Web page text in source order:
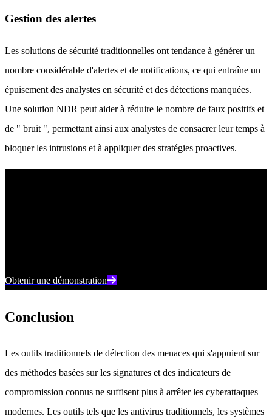
Gestion des alertes
Les solutions de sécurité traditionnelles ont tendance à générer un
nombre considérable d'alertes et de notifications, ce qui entraîne un
épuisement des analystes en sécurité et des détections manquées.
Une solution NDR peut aider à réduire le nombre de faux positifs et
de " bruit ", permettant ainsi aux analystes de consacrer leur temps à
bloquer les intrusions et à appliquer des stratégies proactives.
Obtenir une démonstration
Conclusion
Les outils traditionnels de détection des menaces qui s'appuient sur
des méthodes basées sur les signatures et des indicateurs de
compromission connus ne suffisent plus à arrêter les cyberattaques
modernes. Les outils tels que les antivirus traditionnels, les systèmes